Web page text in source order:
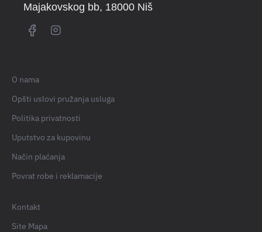
Majakovskog bb, 18000 Niš
O nama
Opšti uslovi pružanja usluga
Politika privatnosti
Uputstvo za kupovinu
Način plaćanja
Povrat robe i reklamacije
Kontakt
Site Mapa